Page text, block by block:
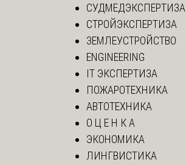
СУДМЕДЭКСПЕРТИЗА
СТРОЙЭКСПЕРТИЗА
ЗЕМЛЕУСТРОЙСТВО
ENGINEERING
IT ЭКСПЕРТИЗА
ПОЖАРОТЕХНИКА
АВТОТЕХНИКА
О Ц Е Н К А
ЭКОНОМИКА
ЛИНГВИСТИКА